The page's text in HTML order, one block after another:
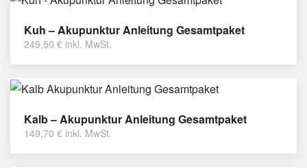
Kuh – Akupunktur Anleitung Gesamtpaket
249,50 € inkl. MwSt.
Kalb – Akupunktur Anleitung Gesamtpaket
149,70 € inkl. MwSt.